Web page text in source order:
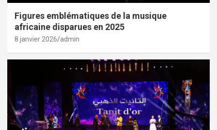
Figures emblématiques de la musique
africaine disparues en 2025
8 janvier 2026 admin